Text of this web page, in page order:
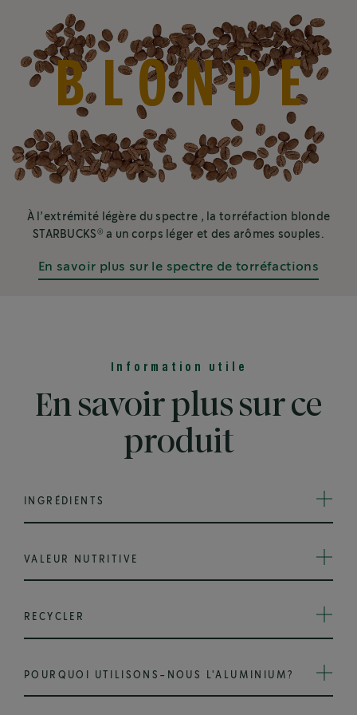
BLONDE
À l’extrémité légère du spectre , la torréfaction blonde
STARBUCKS ® a un corps léger et des arômes souples.
En savoir plus sur le spectre de torréfactions
Information utile
En savoir plus sur ce
produit
INGRÉDIENTS
VALEUR NUTRITIVE
RECYCLER
POURQUOI UTILISONS-NOUS L'ALUMINIUM?